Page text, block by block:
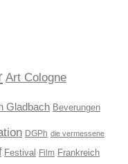
Art Cologne
Gladbach Beverungen
DGPh die vermessene
Festival Film Frankreich